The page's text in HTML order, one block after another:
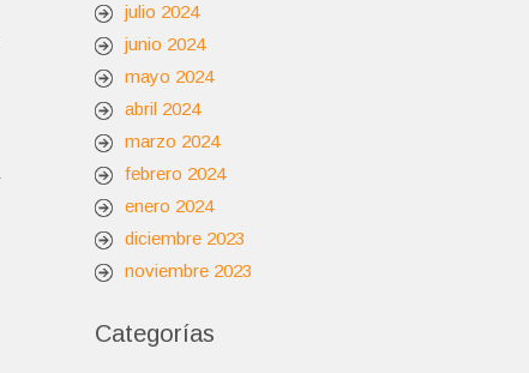
julio 2024
junio 2024
mayo 2024
abril 2024
marzo 2024
febrero 2024
enero 2024
diciembre 2023
noviembre 2023
Categorías